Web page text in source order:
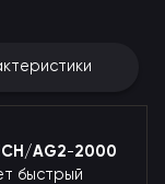
/AG2-2000
быстрый